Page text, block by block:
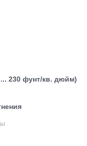
230 фунт/кв. дюйм)